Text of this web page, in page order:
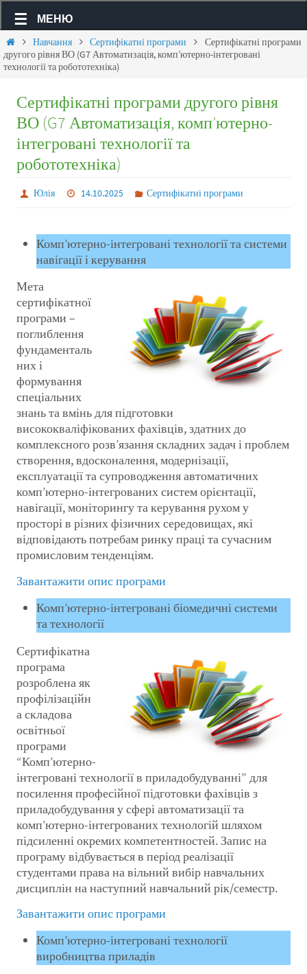
МЕНЮ
Навчання Сертифікатні програми
Сертифікатні програми
другого рівня ВО (G7 Автоматизація, комп’ютерно-інтегровані
технології та робототехніка)
Сертифікатні програми другого рівня
ВО (G7 Автоматизація, комп’ютерно-
інтегровані технології та
робототехніка)
Юлія 14.10.2025 Сертифікатні програми
Комп’ютерно-інтегровані технології та системи
навігації і керування
Мета
сертифікатної
програми –
поглиблення
фундаменталь
них і
формування
спеціальних
знань та вмінь для підготовки
висококваліфікованих фахівців, здатних до
комплексного розв’язання складних задач і проблем
створення, вдосконалення, модернізації,
експлуатації та супроводження автоматичних
комп’ютерно-інтегрованих систем орієнтації,
навігації, моніторингу та керування рухом у
просторі в різних фізичних середовищах, які
відповідають потребам ринку праці та сучасним
промисловим тенденціям.
Завантажити опис програми
Комп’ютерно-інтегровані біомедичні системи
та технології
Сертифікатна
програма
розроблена як
профілізаційн
а складова
освітньої
програми
“Комп’ютерно-
інтегровані технології в приладобудуванні” для
посилення професійної підготовки фахівців з
приладобудування у сфері автоматизації та
комп’ютерно-інтегрованих технологій шляхом
підсиленні окремих компетентностей. Запис на
програму відбувається в період реалізації
студентами права на вільний вибір навчальних
дисциплін на наступний навчальний рік/семестр.
Завантажити опис програми
Комп’ютерно-інтегровані технології
виробництва приладів